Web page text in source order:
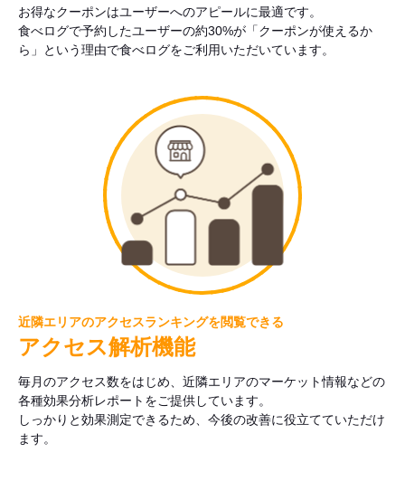
お得なクーポンはユーザーへのアピールに最適です。
食べログで予約したユーザーの約30%が「クーポンが使えるか
ら」という理由で食べログをご利用いただいています。
近隣エリアのアクセスランキングを閲覧できる
アクセス解析機能
毎月のアクセス数をはじめ、近隣エリアのマーケット情報などの
各種効果分析レポートをご提供しています。
しっかりと効果測定できるため、今後の改善に役立てていただけ
ます。